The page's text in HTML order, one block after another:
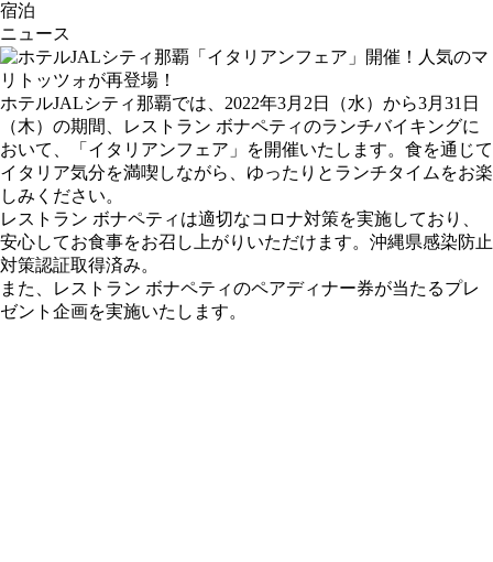
宿泊
ニュース
ホテルJALシティ那覇では、2022年3月2日（水）から3月31日
（木）の期間、レストラン ボナペティのランチバイキングに
おいて、「イタリアンフェア」を開催いたします。食を通じて
イタリア気分を満喫しながら、ゆったりとランチタイムをお楽
しみください。
レストラン ボナペティは適切なコロナ対策を実施しており、
安心してお食事をお召し上がりいただけます。沖縄県感染防止
対策認証取得済み。
また、レストラン ボナペティのペアディナー券が当たるプレ
ゼント企画を実施いたします。